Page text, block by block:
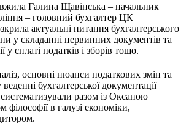
Галина Щавінська – начальник
– головний бухгалтер ЦК
актуальні питання бухгалтерського
у складанні первинних документів та
у сплаті податків і зборів тощо.
основні нюанси податкових змін та
бухгалтерської документації
разом із Оксаною
філософії в галузі економіки,